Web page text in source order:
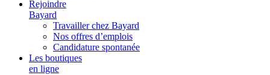
Rejoindre
Bayard
Travailler chez Bayard
Nos offres d’emplois
Candidature spontanée
Les boutiques
en ligne